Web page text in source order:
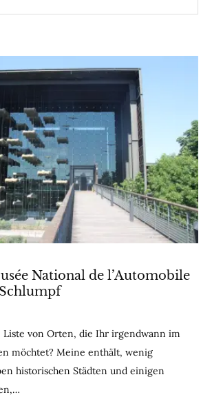
National de l’Automobile
Liste von Orten, die Ihr irgendwann im
möchtet? Meine enthält, wenig
historischen Städten und einigen